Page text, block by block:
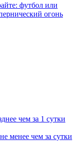
футбол или
огонь
чем за 1 сутки
менее чем за сутки